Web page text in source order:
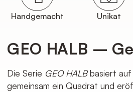
E-Mail*
Wir werden Ihre
mit Rückfragen kontaktieren.
nach unserer Prüfung in
Handgemacht Unikat
GEO HALB –
Die Serie GEO HALBbasiert auf
gemeinsam ein Quadrat und